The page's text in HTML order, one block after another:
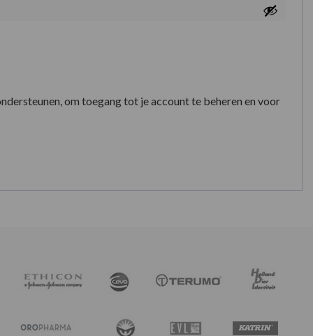
om toegang tot je account te beheren en voor